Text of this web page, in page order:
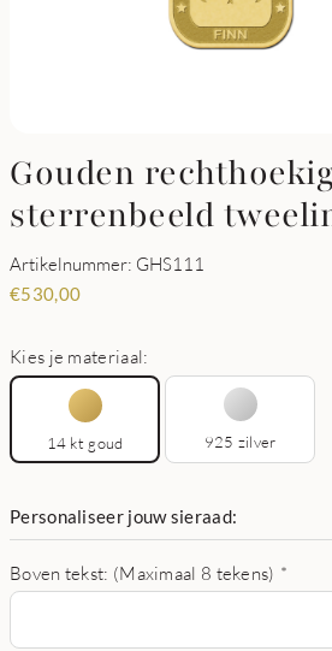
Gouden
sterrenbeeld
Artikelnummer: GHS111
€530,00
Kies je materiaal:
14 kt goud 925 zilver
Personaliseer jouw sieraad:
Boven tekst: (Maximaal 8 tekens) *